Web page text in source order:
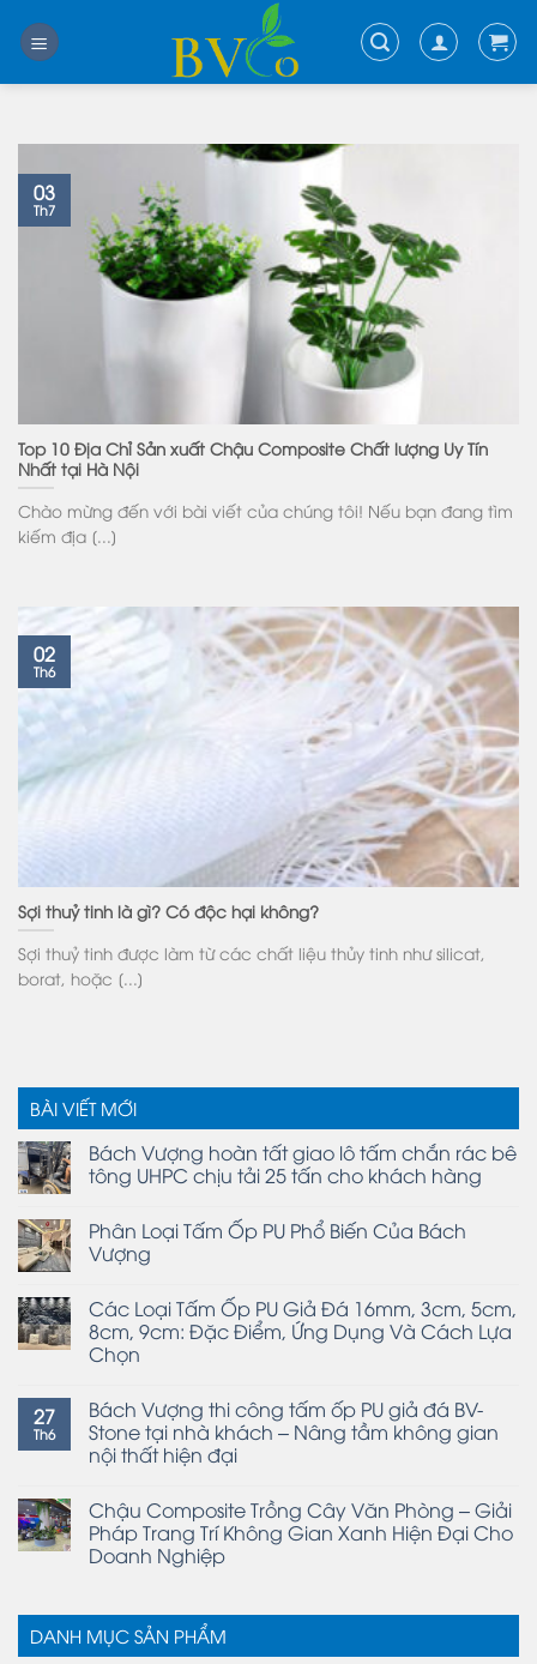
Top 10 Địa Chỉ Sản xuất Chậu Composite Chất lượng Uy Tín
Nhất tại Hà Nội
Chào mừng đến với bài viết của chúng tôi! Nếu bạn đang tìm
kiếm địa [...]
03
Th7
Sợi thuỷ tinh là gì? Có độc hại không?
Sợi thuỷ tinh được làm từ các chất liệu thủy tinh như silicat,
borat, hoặc [...]
02
Th6
BÀI VIẾT MỚI
Bách Vượng hoàn tất giao lô tấm chắn rác bê
tông UHPC chịu tải 25 tấn cho khách hàng
Phân Loại Tấm Ốp PU Phổ Biến Của Bách
Vượng
Các Loại Tấm Ốp PU Giả Đá 16mm, 3cm, 5cm,
8cm, 9cm: Đặc Điểm, Ứng Dụng Và Cách Lựa
Chọn
27
Th6
Bách Vượng thi công tấm ốp PU giả đá BV-
Stone tại nhà khách – Nâng tầm không gian
nội thất hiện đại
Chậu Composite Trồng Cây Văn Phòng – Giải
Pháp Trang Trí Không Gian Xanh Hiện Đại Cho
Doanh Nghiệp
DANH MỤC SẢN PHẨM